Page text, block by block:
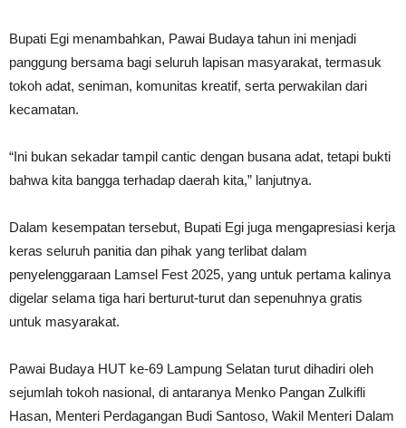
Bupati Egi menambahkan, Pawai Budaya tahun ini menjadi
panggung bersama bagi seluruh lapisan masyarakat, termasuk
tokoh adat, seniman, komunitas kreatif, serta perwakilan dari
kecamatan.
“Ini bukan sekadar tampil cantic dengan busana adat, tetapi bukti
bahwa kita bangga terhadap daerah kita,” lanjutnya.
Dalam kesempatan tersebut, Bupati Egi juga mengapresiasi kerja
keras seluruh panitia dan pihak yang terlibat dalam
penyelenggaraan Lamsel Fest 2025, yang untuk pertama kalinya
digelar selama tiga hari berturut-turut dan sepenuhnya gratis
untuk masyarakat.
Pawai Budaya HUT ke-69 Lampung Selatan turut dihadiri oleh
sejumlah tokoh nasional, di antaranya Menko Pangan Zulkifli
Hasan, Menteri Perdagangan Budi Santoso, Wakil Menteri Dalam